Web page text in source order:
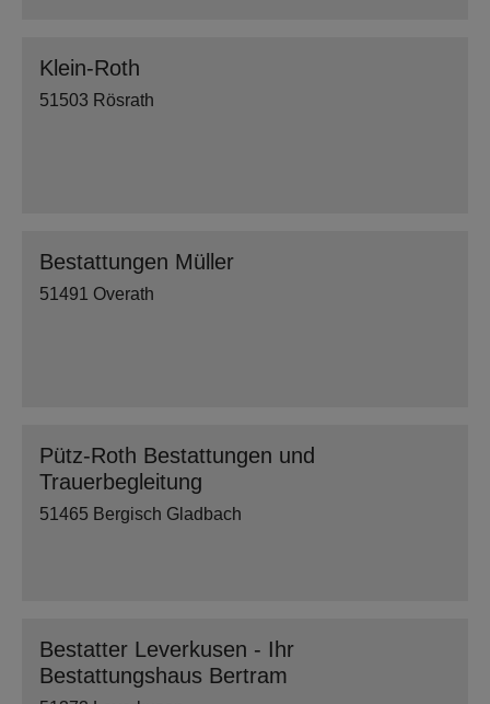
Klein-Roth
51503 Rösrath
Bestattungen Müller
51491 Overath
Pütz-Roth Bestattungen und
Trauerbegleitung
51465 Bergisch Gladbach
Bestatter Leverkusen - Ihr
Bestattungshaus Bertram